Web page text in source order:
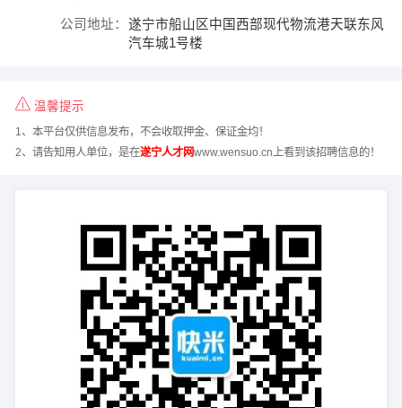
公司地址：
遂宁市船山区中国西部现代物流港天联东风
汽车城1号楼
温馨提示
1、本平台仅供信息发布，不会收取押金、保证金均！
2、请告知用人单位，是在遂宁人才网www.wensuo.cn上看到该招聘信息的！